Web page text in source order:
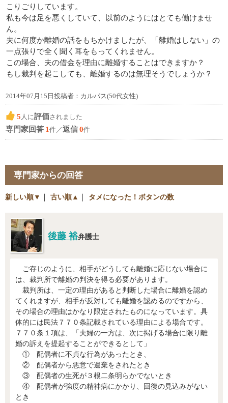
こりごりしています。
私も今は足を悪くしていて、以前のようにはとても働けませ
ん。
夫に何度か離婚の話をもちかけましたが、「離婚はしない」の
一点張りで全く聞く耳をもってくれません。
この場合、夫の借金を理由に離婚することはできますか？
もし裁判を起こしても、離婚するのは無理そうでしょうか？
2014年07月15日投稿者：カルパス(50代女性)
5 人に評価されました
専門家回答 1件／返信0件
専門家からの回答
新しい順▼ ｜ 古い順▲ ｜ タメになった！ボタンの数
後藤 裕弁護士
ご存じのように、相手がどうしても離婚に応じない場合に
は、裁判所で離婚の判決を得る必要があります。
裁判所は、一定の理由があると判断した場合に離婚を認め
てくれますが、相手が反対しても離婚を認めるのですから、
その場合の理由はかなり限定されたものになっています。具
体的には民法７７０条記載されている理由による場合です。
７７０条１項は、「夫婦の一方は、次に掲げる場合に限り離
婚の訴えを提起することができるとして」
① 配偶者に不貞な行為があったとき、
② 配偶者から悪意で遺棄をされたとき
③ 配偶者の生死が３根二条明らかでないとき
④ 配偶者が強度の精神病にかかり、回復の見込みがない
とき